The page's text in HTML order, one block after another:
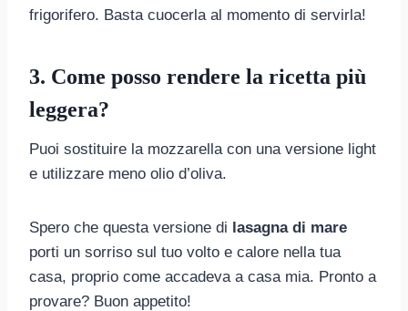
frigorifero. Basta cuocerla al momento di servirla!
3. Come posso rendere la ricetta più
leggera?
Puoi sostituire la mozzarella con una versione light
e utilizzare meno olio d’oliva.
Spero che questa versione di lasagna di mare
porti un sorriso sul tuo volto e calore nella tua
casa, proprio come accadeva a casa mia. Pronto a
provare? Buon appetito!